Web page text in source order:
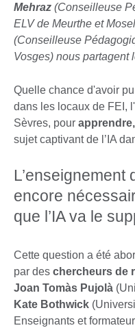
Mehraz (Conseilleuse
ELV de Meurthe et
(Conseilleuse
Vosges) nous partagent
Quelle chance d'avoir
dans les locaux de FEI,
Sèvres, pour
sujet captivant de l’IA
encore
que l’IA va le
Cette question a été
par des chercheurs de
Joan Tomàs Pujolà
Kate Bothwick
Enseignants et